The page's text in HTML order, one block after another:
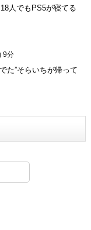
人でもPS5が寝てる
9分
た”そらいちが帰って